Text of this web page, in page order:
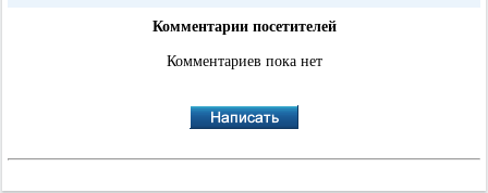
Комментарии посетителей
Комментариев пока нет